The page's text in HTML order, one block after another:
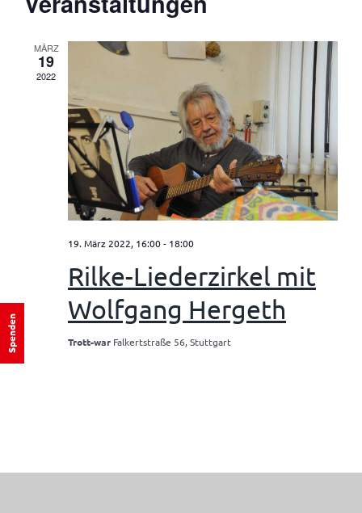
MÄRZ
19
2022
19. März 2022, 16:00- 18:00
Rilke-Liederzirkel mit
Wolfgang Hergeth
Trott-war Falkertstraße 56, Stuttgart
Spenden